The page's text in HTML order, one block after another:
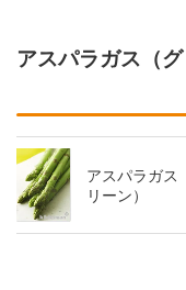
アスパラガス（
アスパラガス
リーン）